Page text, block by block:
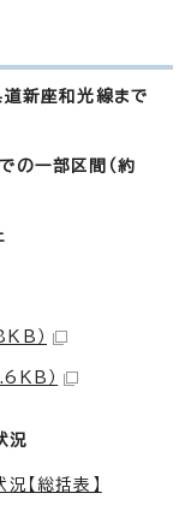
新座和光線まで
の一部区間（約
）
）
況
【総括表】